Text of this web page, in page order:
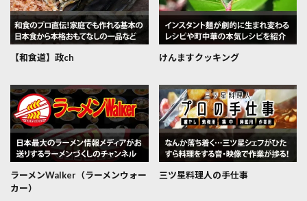
【和食道】政ch けんますクッキング
ラーメンWalker（ラーメンウォー
カー）
三ツ星料理人の手仕事